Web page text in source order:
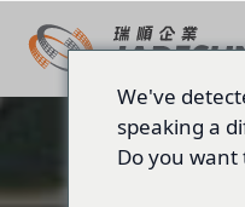
We've
speaking a
Do you